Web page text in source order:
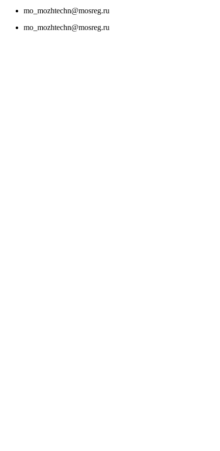
mo_mozhtechn@mosreg.ru
mo_mozhtechn@mosreg.ru